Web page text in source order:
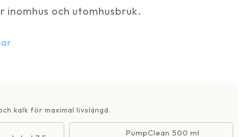
och utomhusbruk.
kalk för maximal livslängd.
PumpClean 500 ml